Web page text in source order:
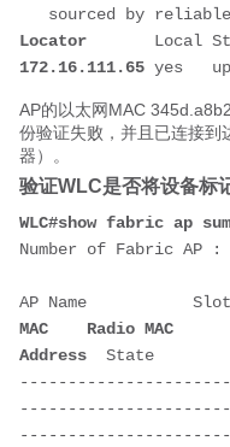
sourced by
Locator
Local
172.16.111.65 yes
AP的以太网MAC
份验证失败，并且已连接
器）。
验证WLC是否将设备标
WLC#show fabric ap
Number of Fabric AP :
AP Name
MAC
Radio MAC
Address
  State